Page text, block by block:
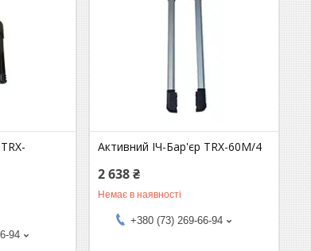
94
Активний ІЧ-Бар'єр TRX-60М/4
2 638 ₴
Немає в наявності
+380 (73) 269-66-94